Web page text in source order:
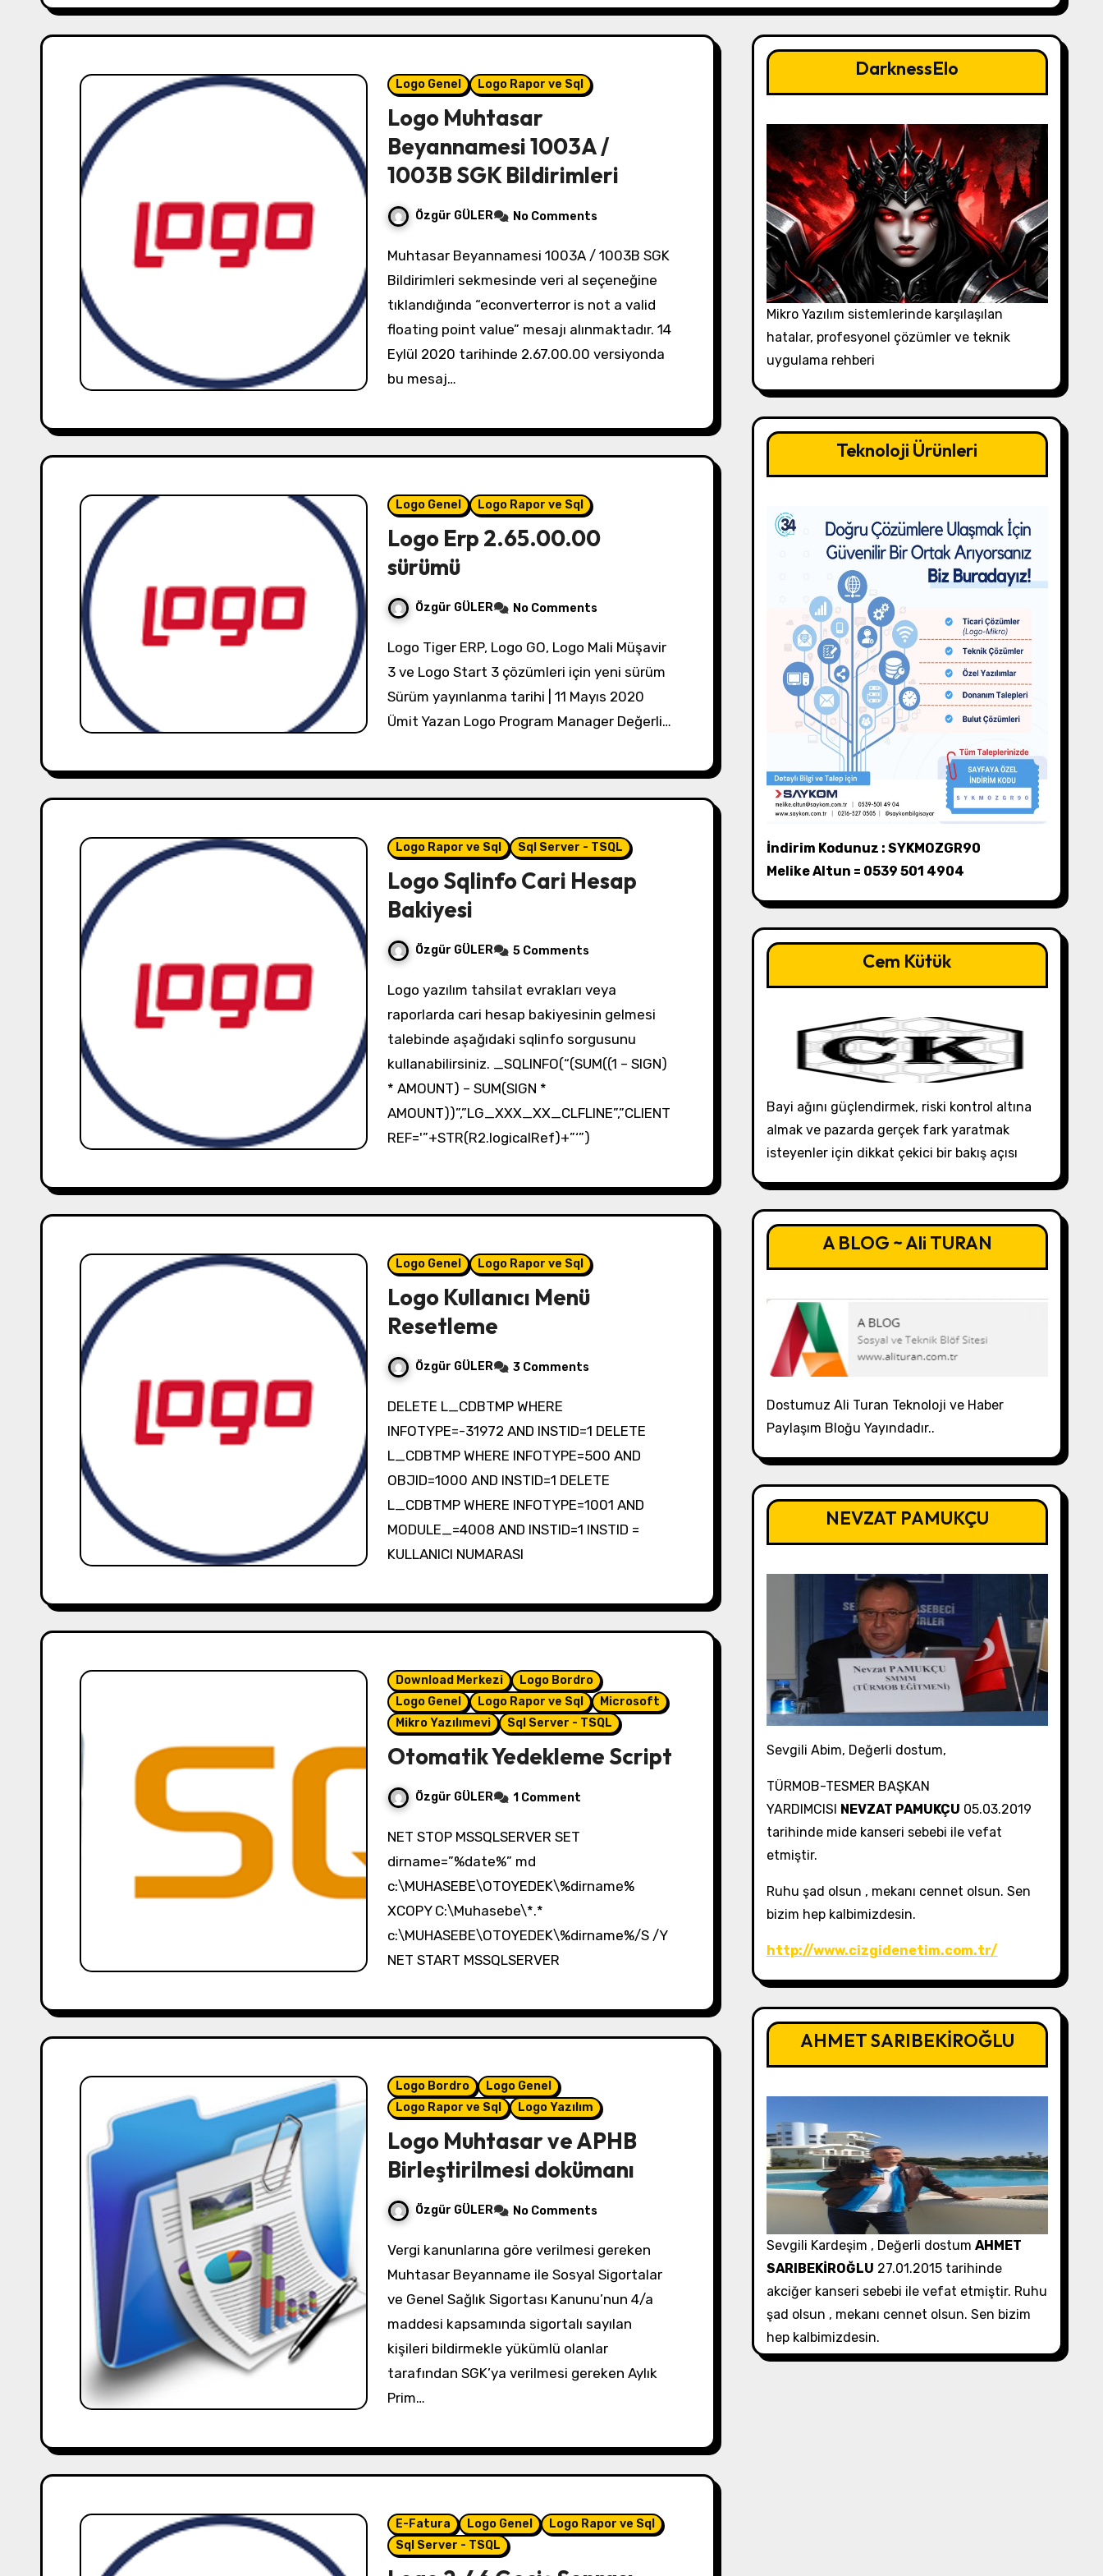
Logo Genel Logo Rapor ve Sql
Logo Muhtasar
Beyannamesi 1003A /
1003B SGK Bildirimleri
Özgür GÜLER No Comments
Muhtasar Beyannamesi 1003A / 1003B SGK
Bildirimleri sekmesinde veri al seçeneğine
tıklandığında “econverterror is not a valid
floating point value” mesajı alınmaktadır. 14
Eylül 2020 tarihinde 2.67.00.00 versiyonda
bu mesaj…
Logo Genel Logo Rapor ve Sql
Logo Erp 2.65.00.00
sürümü
Özgür GÜLER No Comments
Logo Tiger ERP, Logo GO, Logo Mali Müşavir
3 ve Logo Start 3 çözümleri için yeni sürüm
Sürüm yayınlanma tarihi | 11 Mayıs 2020
Ümit Yazan Logo Program Manager Değerli…
Logo Rapor ve Sql Sql Server - TSQL
Logo Sqlinfo Cari Hesap
Bakiyesi
Özgür GÜLER 5 Comments
Logo yazılım tahsilat evrakları veya
raporlarda cari hesap bakiyesinin gelmesi
talebinde aşağıdaki sqlinfo sorgusunu
kullanabilirsiniz. _SQLINFO(“(SUM((1 – SIGN)
* AMOUNT) – SUM(SIGN *
AMOUNT))”,”LG_XXX_XX_CLFLINE”,”CLIENT
REF='”+STR(R2.logicalRef)+”‘”)
Logo Genel Logo Rapor ve Sql
Logo Kullanıcı Menü
Resetleme
Özgür GÜLER 3 Comments
DELETE L_CDBTMP WHERE
INFOTYPE=-31972 AND INSTID=1 DELETE
L_CDBTMP WHERE INFOTYPE=500 AND
OBJID=1000 AND INSTID=1 DELETE
L_CDBTMP WHERE INFOTYPE=1001 AND
MODULE_=4008 AND INSTID=1 INSTID =
KULLANICI NUMARASI
Download Merkezi
Logo Bordro
Logo Genel
Logo Rapor ve Sql
Microsoft
Mikro Yazılımevi
Sql Server - TSQL
Otomatik Yedekleme Script
Özgür GÜLER 1 Comment
NET STOP MSSQLSERVER SET
dirname=”%date%” md
c:\MUHASEBE\OTOYEDEK\%dirname%
XCOPY C:\Muhasebe\*.*
c:\MUHASEBE\OTOYEDEK\%dirname%/S /Y
NET START MSSQLSERVER
Logo Bordro
Logo Genel
Logo Rapor ve Sql
Logo Yazılım
Logo Muhtasar ve APHB
Birleştirilmesi dokümanı
Özgür GÜLER No Comments
Vergi kanunlarına göre verilmesi gereken
Muhtasar Beyanname ile Sosyal Sigortalar
ve Genel Sağlık Sigortası Kanunu’nun 4/a
maddesi kapsamında sigortalı sayılan
kişileri bildirmekle yükümlü olanlar
tarafından SGK’ya verilmesi gereken Aylık
Prim…
E-Fatura Logo Genel
Logo Rapor ve Sql
Sql Server - TSQL
DarknessElo
Mikro Yazılım sistemlerinde karşılaşılan
hatalar, profesyonel çözümler ve teknik
uygulama rehberi
Teknoloji Ürünleri
İndirim Kodunuz : SYKMOZGR90
Melike Altun = 0539 501 4904
Cem Kütük
Bayi ağını güçlendirmek, riski kontrol altına
almak ve pazarda gerçek fark yaratmak
isteyenler için dikkat çekici bir bakış açısı
A BLOG ~ Ali TURAN
Dostumuz Ali Turan Teknoloji ve Haber
Paylaşım Bloğu Yayındadır..
NEVZAT PAMUKÇU
Sevgili Abim, Değerli dostum,
TÜRMOB-TESMER BAŞKAN
YARDIMCISI NEVZAT PAMUKÇU 05.03.2019
tarihinde mide kanseri sebebi ile vefat
etmiştir.
Ruhu şad olsun , mekanı cennet olsun. Sen
bizim hep kalbimizdesin.
http://www.cizgidenetim.com.tr/
AHMET SARIBEKİROĞLU
Sevgili Kardeşim , Değerli dostum AHMET
SARIBEKİROĞLU 27.01.2015 tarihinde
akciğer kanseri sebebi ile vefat etmiştir. Ruhu
şad olsun , mekanı cennet olsun. Sen bizim
hep kalbimizdesin.